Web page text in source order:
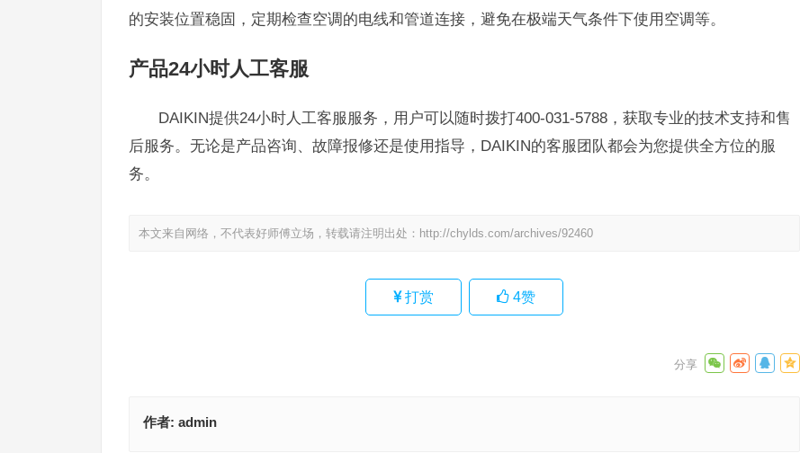
的安装位置稳固，定期检查空调的电线和管道连接，避免在极端天气条件下使用空调等。
产品24小时人工客服
DAIKIN提供24小时人工客服服务，用户可以随时拨打400-031-5788，获取专业的技术支持和售
后服务。无论是产品咨询、故障报修还是使用指导，DAIKIN的客服团队都会为您提供全方位的服
务。
本文来自网络，不代表好师傅立场，转载请注明出处： http://chylds.com/archives/92460
打赏 4赞
作者: admin